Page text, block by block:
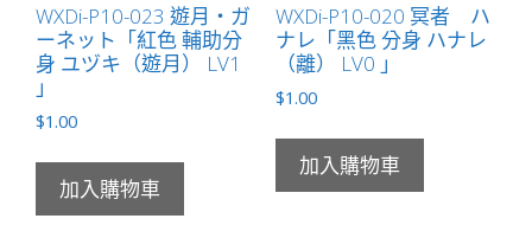
WXDi-P10-023 遊月・ガ
ーネット「紅色 輔助分
身 ユヅキ（遊月） LV1
」
$1.00
加入購物車
WXDi-P10-020 冥者 ハ
ナレ「黑色 分身 ハナレ
（離） LV0 」
$1.00
加入購物車